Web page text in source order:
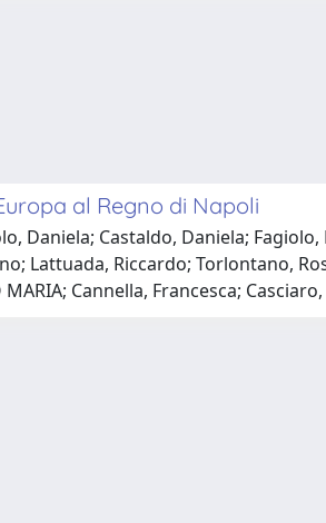
al Regno di Napoli
Daniela; Castaldo, Daniela;
Lattuada, Riccardo; Torlontano,
Cannella, Francesca;